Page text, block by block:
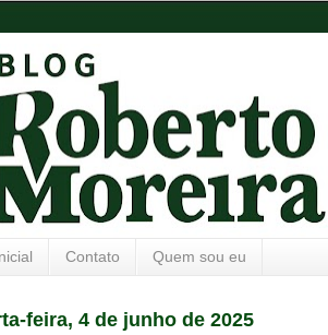
Contato Quem sou eu
feira, 4 de junho de 2025